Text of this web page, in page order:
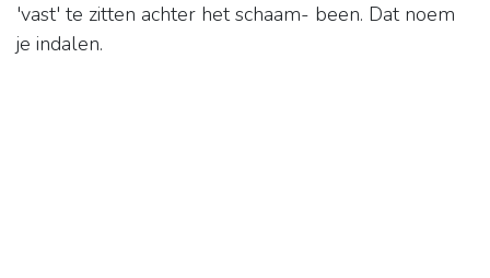
'vast' te zitten achter het schaam- been. Dat noem
je indalen.